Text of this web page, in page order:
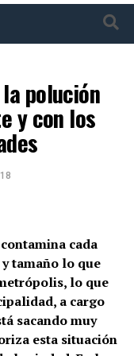
polución
y con los
cada
tamaño lo que
lo que
a cargo
sacando muy
esta situación